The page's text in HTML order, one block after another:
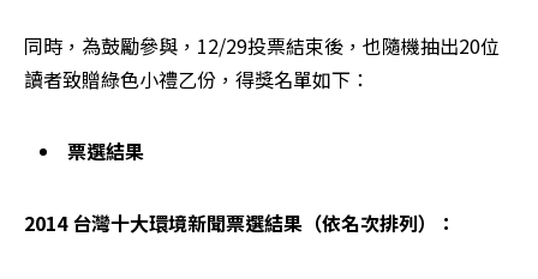
同時，為鼓勵參與，12/29投票結束後，也隨機抽出20位
讀者致贈綠色小禮乙份，得獎名單如下：
票選結果
2014 台灣十大環境新聞票選結果（依名次排列）：